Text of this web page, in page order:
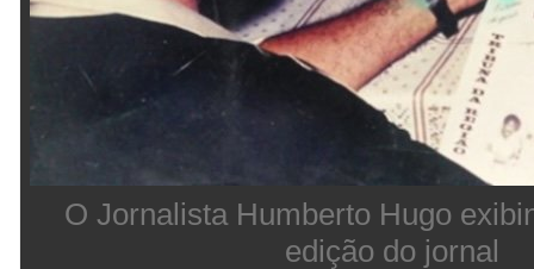
O Jornalista Humberto Hugo
edição do jornal